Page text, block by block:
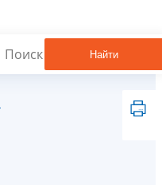
Найти